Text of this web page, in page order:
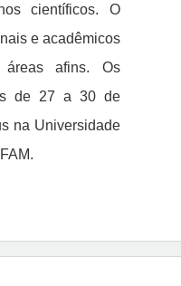
científicos. O
e acadêmicos
afins.
Os
de 27 a 30 de
na Universidade